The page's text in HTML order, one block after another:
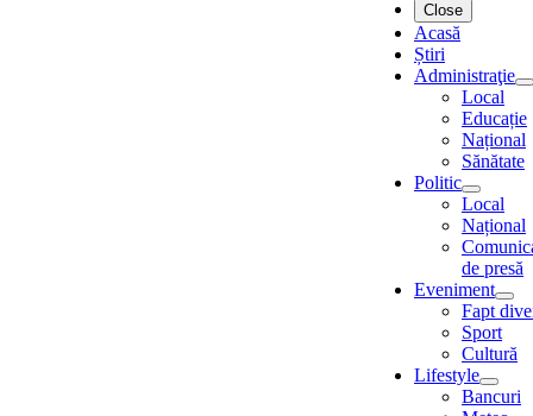
Close
Acasă
Știri
Administraţie
Local
Educație
Național
Sănătate
Politic
Local
Național
de presă
Eveniment
Fapt
Sport
Cultură
Lifestyle
Bancuri